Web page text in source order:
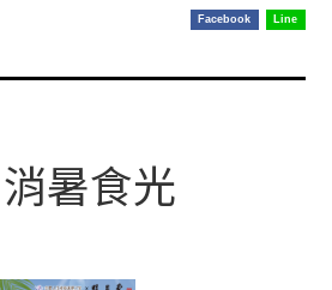
Line
Facebook
暑食光